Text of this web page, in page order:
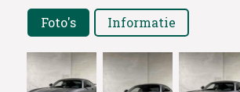
Foto's Informatie